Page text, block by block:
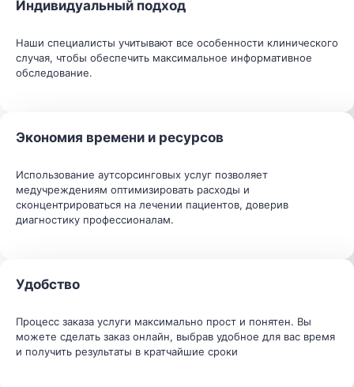
Индивидуальный подход
Наши специалисты учитывают все особенности клинического
случая, чтобы обеспечить максимальное информативное
обследование.
Экономия времени и ресурсов
Использование аутсорсинговых услуг позволяет
медучреждениям оптимизировать расходы и
сконцентрироваться на лечении пациентов, доверив
диагностику профессионалам.
Удобство
Процесс заказа услуги максимально прост и понятен. Вы
можете сделать заказ онлайн, выбрав удобное для вас время
и получить результаты в кратчайшие сроки